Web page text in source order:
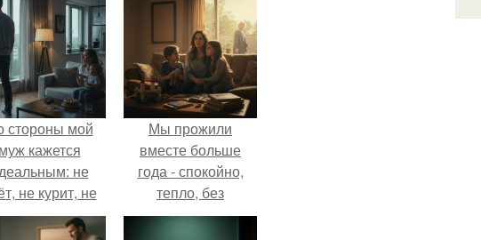
стороны мой
муж кажется
не
не курит, не
поводов для
ревности, с
Мы прожили
вместе больше
года - спокойно,
тепло, без
конфликтов.